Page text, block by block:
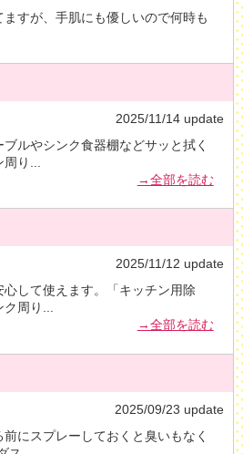
すが、手肌にも優しいので何時も
2025/11/14 update
ルやシンク食器棚などサッと拭く
り
→全部を読む
2025/11/12 update
して使えます。「キッチン用除
周り ...
→全部を読む
2025/09/23 update
にスプレーしておくと臭いもなく